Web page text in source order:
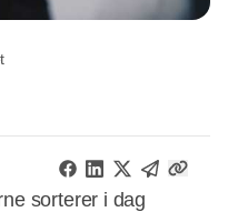
sorterer i dag